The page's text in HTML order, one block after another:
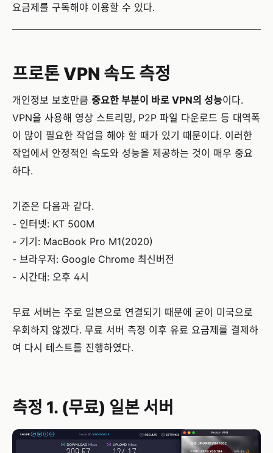
요금제를 구독해야 이용할 수 있다.
프로톤 VPN 속도 측정
개인정보 보호만큼 중요한 부분이 바로 VPN의 성능이다.
VPN을 사용해 영상 스트리밍, P2P 파일 다운로드 등 대역폭
이 많이 필요한 작업을 해야 할 때가 있기 때문이다. 이러한
작업에서 안정적인 속도와 성능을 제공하는 것이 매우 중요
하다.
기준은 다음과 같다.
- 인터넷: KT 500M
- 기기: MacBook Pro M1(2020)
- 브라우저: Google Chrome 최신버전
- 시간대: 오후 4시
무료 서버는 주로 일본으로 연결되기 때문에 굳이 미국으로
우회하지 않겠다. 무료 서버 측정 이후 유료 요금제를 결제하
여 다시 테스트를 진행하였다.
측정 1. (무료) 일본 서버